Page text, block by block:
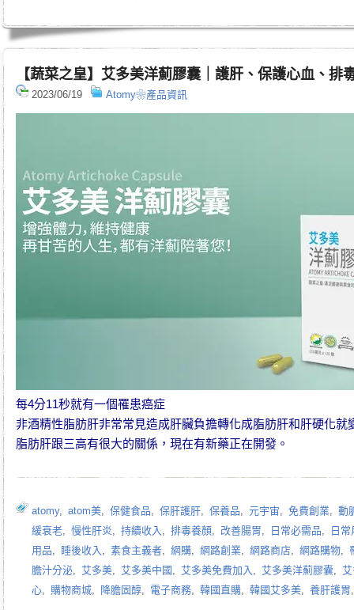
【蔬菜之皇】艾多美洋薊膠囊｜護肝、保護心血、排
2023/06/19 Atomy❀產品資訊
每4分11秒就有一個罹患癌症
非酒精性脂肪肝非常常見造成肝臟負擔轉化成脂肪肝和肝硬化就
脂肪肝跟三高有很大的關係，現在有新藥正在開發。
atomy, atom美, 保健食品, 保肝護肝, 保養品, 元宇宙, 免費創業, 動
緩衰老, 慢性肝炎, 持續收入 , 排毒養顏, 改善腸胃, 日常必需品,
日
用品, 睡後收入 , 素食主義者, 網購, 網路創業, 網路商店, 網路購物,
膽汁分泌, 艾多美, 艾多美中國 , 艾多美免費加入 , 艾多美洋薊膠囊,
心, 購物商城, 降膽固醇, 電子商務, 韓國直購, 韓國艾多美, 養肝護胃